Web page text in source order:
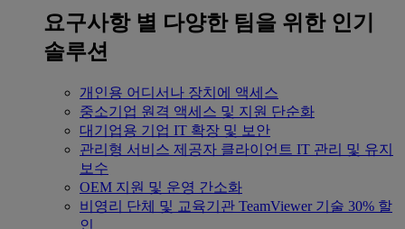
요구사항 별 다양한 팀을 위한 인기
솔루션
개인용 어디서나 장치에 액세스
중소기업 원격 액세스 및 지원 단순화
대기업용 기업 IT 확장 및 보안
관리형 서비스 제공자 클라이언트 IT 관리 및 유지
보수
OEM 지원 및 운영 간소화
비영리 단체 및 교육기관 TeamViewer 기술 30% 할
인